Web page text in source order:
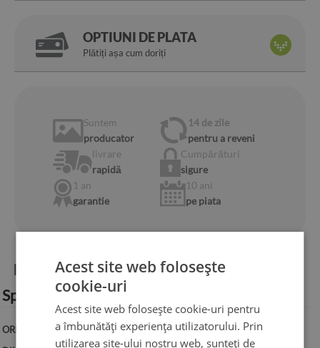
OPTIUNI DE PLATA
Plătiți așa cum doriți
Suntem
producator
14 de zile
pentru a reveni
livrare
rapidă
Cumpărături
sigure
1 an
garantie
10 ani
pe piata
Informații despre produs:
Specificație tehnică:
ORIENTARE:Orizontală
Acest site web folosește
cookie-uri
Acest site web folosește cookie-uri pentru
a îmbunătăți experiența utilizatorului. Prin
utilizarea site-ului nostru web, sunteți de